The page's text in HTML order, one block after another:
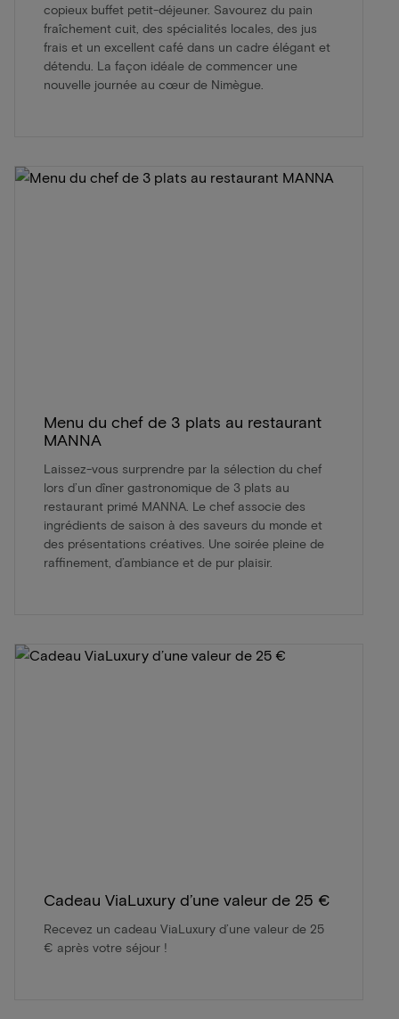
copieux buffet petit-déjeuner. Savourez du pain
fraîchement cuit, des spécialités locales, des jus
frais et un excellent café dans un cadre élégant et
détendu. La façon idéale de commencer une
nouvelle journée au cœur de Nimègue.
Menu du chef de 3 plats au restaurant
MANNA
Laissez-vous surprendre par la sélection du chef
lors d’un dîner gastronomique de 3 plats au
restaurant primé MANNA. Le chef associe des
ingrédients de saison à des saveurs du monde et
des présentations créatives. Une soirée pleine de
raffinement, d’ambiance et de pur plaisir.
Cadeau ViaLuxury d’une valeur de 25 €
Recevez un cadeau ViaLuxury d’une valeur de 25
€ après votre séjour !